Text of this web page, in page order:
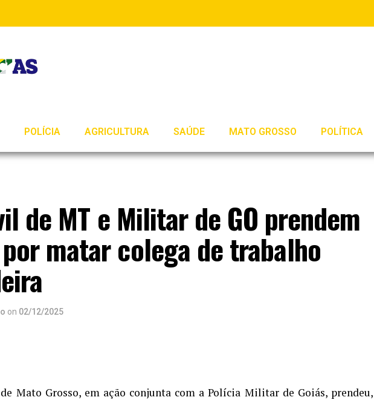
POLÍCIA AGRICULTURA SAÚDE MATO GROSSO POLÍTICA
de MT e Militar de GO prendem
matar colega de trabalho
on 02/12/2025
Mato Grosso, em ação conjunta com a Polícia Militar de Goiás, prendeu,